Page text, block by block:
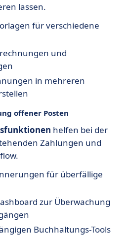
lassen.
für verschiedene
und
in mehreren
offener Posten
helfen bei der
Zahlungen und
für überfällige
zur Überwachung
Buchhaltungs-Tools